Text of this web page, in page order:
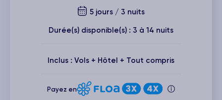
5 jours / 3 nuits
Durée(s) disponible(s) : 3 à 14 nuits
Inclus : Vols + Hôtel + Tout compris
Payez en